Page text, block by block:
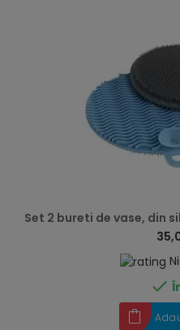
Set 2 bureti de vase, din
